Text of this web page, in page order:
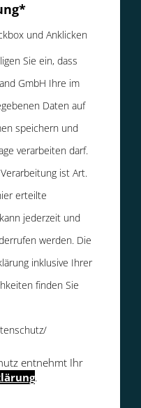
und Anklicken
Sie ein, dass
GmbH Ihre im
Daten auf
speichern und
verarbeiten darf.
ist Art.
erteilte
jederzeit und
werden. Die
inklusive Ihrer
finden Sie
entnehmt Ihr
.